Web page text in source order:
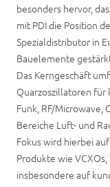
besonders hervor,
mit PDI die Position
Spezialdistributor in
Bauelemente
Das Kerngeschäft
Quarzoszillatoren
Funk, RF/Microwave,
Bereiche Luft- und
Fokus wird hierbei
Produkte wie
insbesondere auf